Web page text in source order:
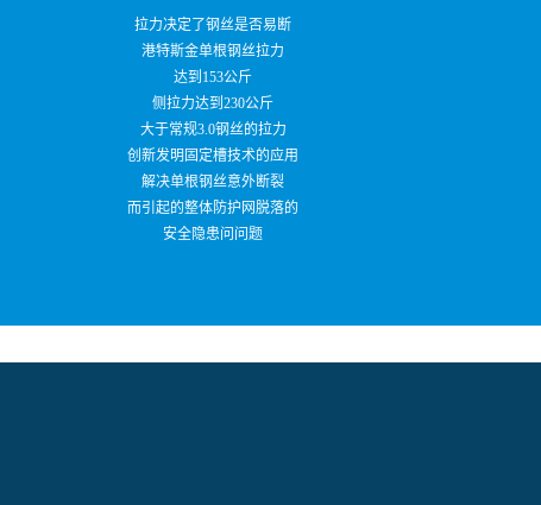
拉力决定了钢丝是否易断
港特斯金单根钢丝拉力
达到153公斤
侧拉力达到230公斤
大于常规3.0钢丝的拉力
创新发明固定槽技术的应用
解决单根钢丝意外断裂
而引起的整体防护网脱落的
安全隐患问问题